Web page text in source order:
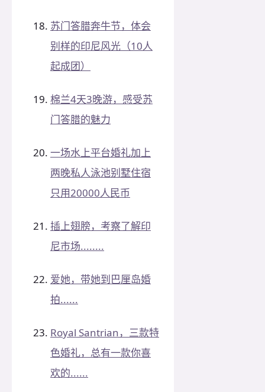
苏门答腊奔牛节，体会
别样的印尼风光（10人
起成团）
棉兰4天3晚游，感受苏
门答腊的魅力
一场水上平台婚礼加上
两晚私人泳池别墅住宿
只用20000人民币
插上翅膀，考察了解印
尼市场........
爱她，带她到巴厘岛婚
拍......
Royal Santrian，三款特
色婚礼，总有一款你喜
欢的......